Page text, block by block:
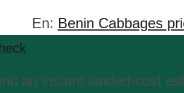
En: Benin Cabbages
an instant landed-cost